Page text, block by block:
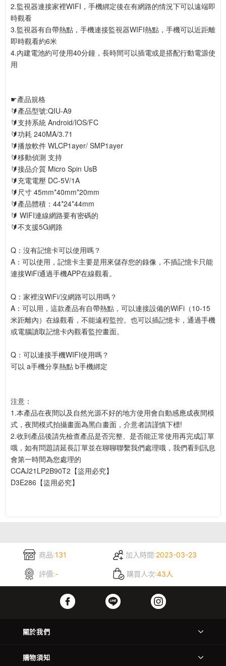
2.監視器連接家裡WIFI，手機綁定後在有網路的情況下可以遠端即
時觀看
3.監視器有自帶熱點，手機連接監視器WIFI熱點，手機可以近距離
即時觀看約6米
4.內建電池約可使用40分鐘，長時間可以插電或是搭配行動電源使
用
☛產品規格
🔰產品型號:QIU-A9
🔰支持系統 Android/IOS/FC
🔰功耗 240MA/3.71
🔰播放軟件 WLCP1ayer/ SMP1ayer
🔰移動偵測 支持
🔰接品介質 Micro Spin UsB
🔰充電電壓 DC-5V/1A
🔰尺寸 45mm*40mm*20mm
🔰產品體積：44*24*44mm
🔰 WIFI連線網路要有密碼的
🔰不支援5G網路
Q：沒有記憶卡可以使用嗎？
A：可以使用，記憶卡主要是用來儲存您的錄像，不插記憶卡只能
連接WiFi通過手機APP在線觀看。
Q：家裡沒WiFi/沒網路可以用嗎？
A：可以用，這款產品有自帶熱點，可以連接設備的WiFi（10-15
米距離內）在線觀看，不能遠程監控。也可以插記憶卡，通過手機
或電腦讀取記憶卡內觀看監控畫面。
Q：可以連接手機WIFI使用嗎？
可以 a手機分享熱點 b手機綁定
注意：
1.本產品在夜間以及自然光源不好的地方使用會自動感應成夜間模
式，夜間模式拍攝畫面為黑白畫面，介意者請謹慎下標!
2.收到產品後請先檢查產品是否完整、是否能正常使用再完成訂單
哦，如有問題請延長訂單並在聊聊聯繫我們處理哦，我們看到訊息
會第一時間為您處理的
CCAJ21LP2B90T2【盜用必究】
D3E286【盜用必究】
商品:131 加入時間:2023-03-23
評價:- 購買人次:43人
關於我們
購物須知